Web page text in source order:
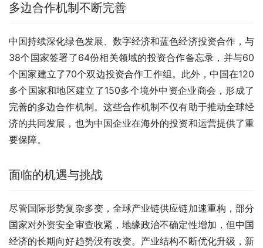
多边合作机制不断完善
中国持续深化绿色发展、数字经济和蓝色经济投资合作，与
38个国家签署了64份相关领域的投资合作备忘录，并与60
个国家建立了70个双边投资合作工作组。此外，中国在120
多个国家和地区建立了150多个境外中资企业商会，形成了
完善的多边合作机制。这些合作机制不仅有助于推动全球经
济的共同发展，也为中国企业在海外的投资和运营提供了重
要保障。
面临的机遇与挑战
尽管国际形势复杂多变，全球产业链供应链加速重构，部分
国家对外资安全审查收紧，地缘政治不确定性增加，但中国
经济的长期向好趋势没有改变。产业结构不断优化升级，新